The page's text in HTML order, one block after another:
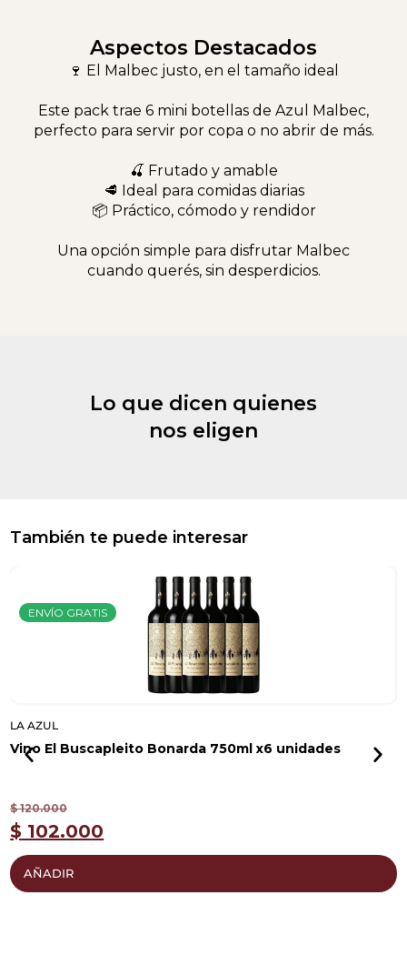
Aspectos Destacados
🍷 El Malbec justo, en el tamaño ideal
Este pack trae 6 mini botellas de Azul Malbec,
perfecto para servir por copa o no abrir de más.
🍒 Frutado y amable
🥩 Ideal para comidas diarias
📦 Práctico, cómodo y rendidor
Una opción simple para disfrutar Malbec
cuando querés, sin desperdicios.
Lo que dicen quienes
nos eligen
También te puede interesar
ENVÍO GRATIS
LA AZUL
Vino El Buscapleito Bonarda 750ml x6 unidades
$120.000
$ 102.000
AÑADIR